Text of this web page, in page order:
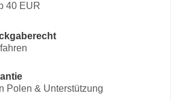
40 EUR
Polen & Unterstützung